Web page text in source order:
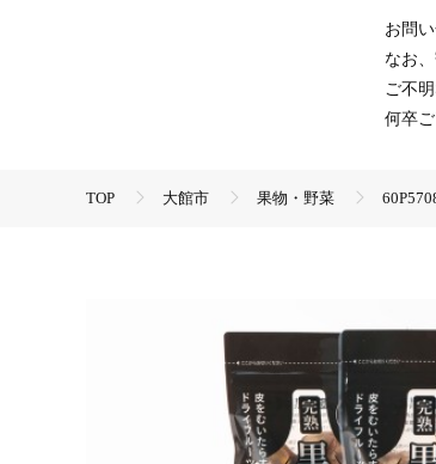
お問
なお
ご不
何卒
TOP 大館市 果物・野菜